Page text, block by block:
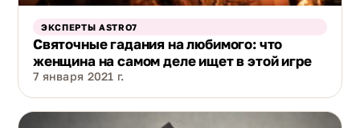
ЭКСПЕРТЫ ASTRO7
Святочные гадания на любимого: что
женщина на самом деле ищет в этой игре
7 января 2021 г.